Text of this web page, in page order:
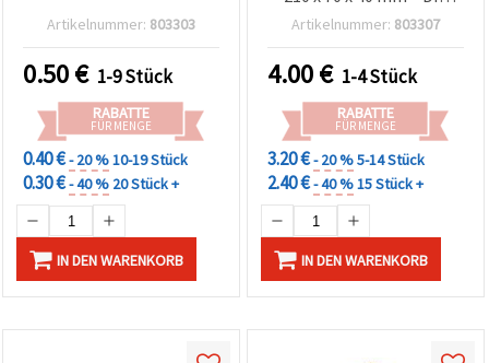
Artikelnummer: 803303
0.50€ 1-9 Stück
RABATTE
FÜR MENGE
0.40 €- 20 %10-19 Stück
0.30 €- 40 % 20 Stück +
IN DEN WARENKORB
Bastelrohling zum
Artikelnummer: 803307
4.00€ 1-4 Stück
RABATTE
FÜR MENGE
3.20 €- 20 %5-14 Stück
2.40 €- 40 %15 Stück +
IN DEN WARENKORB